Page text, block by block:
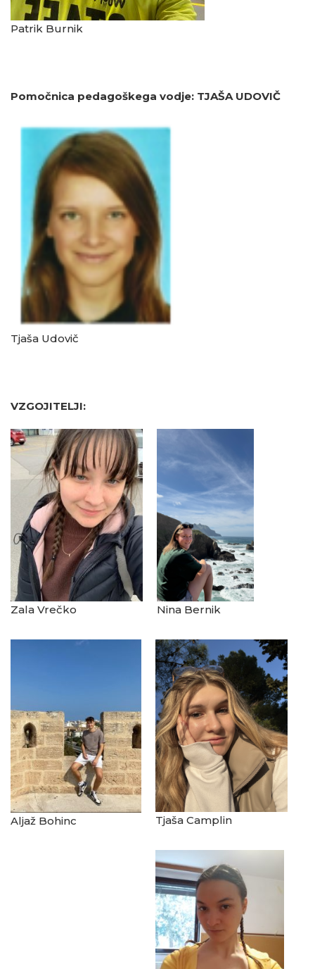
Patrik Burnik
Pomočnica pedagoškega vodje: TJAŠA UDOVIČ
Tjaša Udovič
VZGOJITELJI:
Zala Vrečko Nina Bernik
Aljaž Bohinc Tjaša Camplin